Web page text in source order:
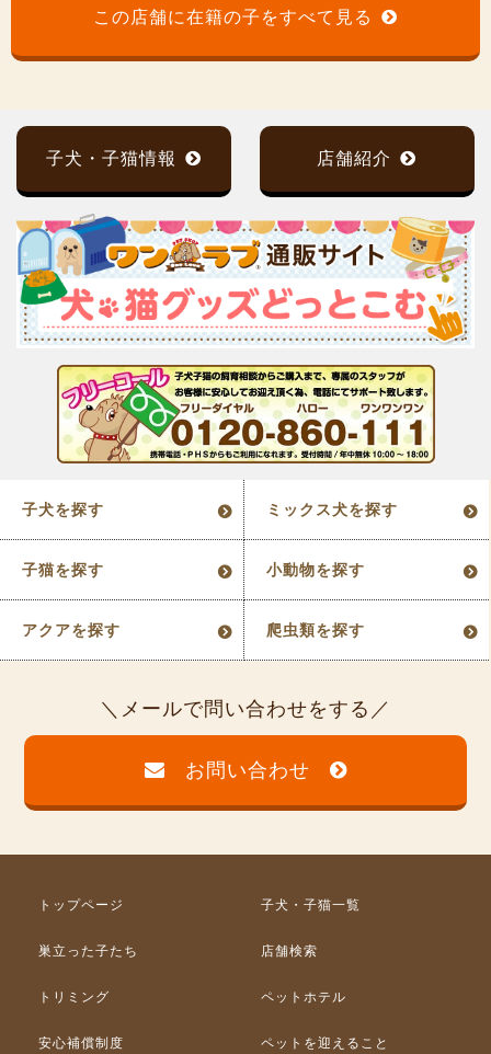
この店舗に在籍の子をすべて見る
子犬・子猫情報 店舗紹介
子犬を探す ミックス犬を探す
子猫を探す 小動物を探す
アクアを探す 爬虫類を探す
メールで問い合わせをする
お問い合わせ
トップページ 子犬・子猫一覧
巣立った子たち 店舗検索
トリミング ペットホテル
安心補償制度 ペットを迎えること